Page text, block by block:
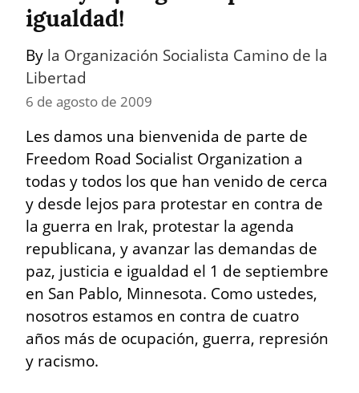
igualdad!
By la Organización Socialista Camino de la
Libertad
6 de agosto de 2009
Les damos una bienvenida de parte de
Freedom Road Socialist Organization a
todas y todos los que han venido de cerca
y desde lejos para protestar en contra de
la guerra en Irak, protestar la agenda
republicana, y avanzar las demandas de
paz, justicia e igualdad el 1 de septiembre
en San Pablo, Minnesota. Como ustedes,
nosotros estamos en contra de cuatro
años más de ocupación, guerra, represión
y racismo.